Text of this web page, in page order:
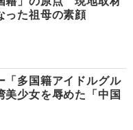
った祖母の素顔
「多国籍アイドルグル
美少女を辱めた「中国